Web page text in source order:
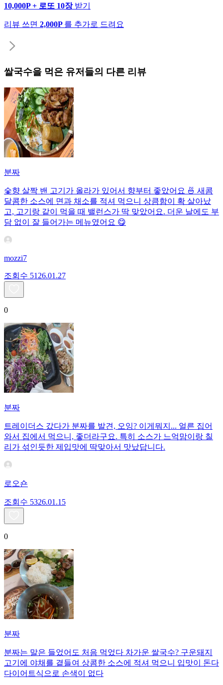
10,000P + 로또 10장 받기
리뷰 쓰면 2,000P 를 추가로 드려요
쌀국수을 먹은 유저들의 다른 리뷰
분짜
숯향 살짝 밴 고기가 올라가 있어서 향부터 좋았어요 🍜 새콤
달콤한 소스에 면과 채소를 적셔 먹으니 상큼함이 확 살아났
고, 고기랑 같이 먹을 때 밸런스가 딱 맞았어요. 더운 날에도 부
담 없이 잘 들어가는 메뉴였어요 😋
mozzi7
조회수 51 26.01.27
0
분짜
트레이더스 갔다가 분짜를 발견, 오잉? 이게뭐지... 얼른 집어
와서 집에서 먹으니, 좋더라구요. 특히 소스가 느억맘이랑 칠
리가 섞인듯한 제입맛에 딱맞아서 맛났답니다.
로오숀
조회수 5326.01.15
0
분짜
분짜는 말은 들었어도 처음 먹었다 차가운 쌀국수? 구운돼지
고기에 야채를 곁들여 상콤한 소스에 적셔 먹으니 입맛이 돈다
다이어트식으로 손색이 없다